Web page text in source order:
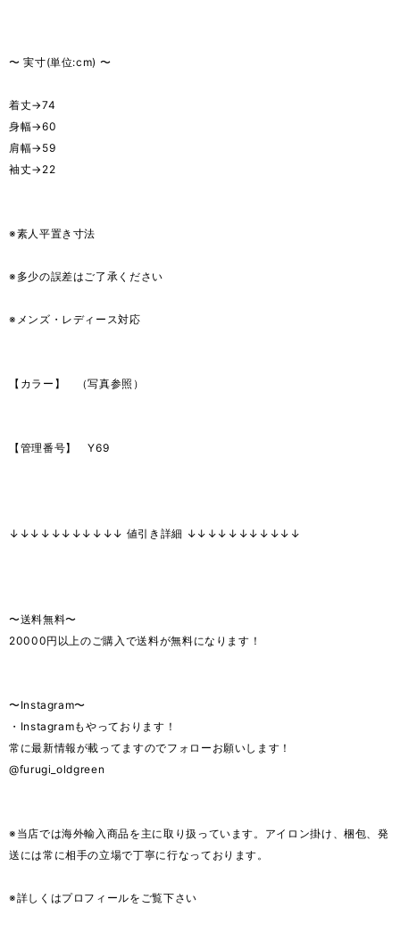
〜 実寸(単位:cm) 〜
着丈→74
身幅→60
肩幅→59
袖丈→22
※素人平置き寸法
※多少の誤差はご了承ください
※メンズ・レディース対応
【カラー】 （写真参照）
【管理番号】 Y69
↓↓↓↓↓↓↓↓↓↓↓ 値引き詳細 ↓↓↓↓↓↓↓↓↓↓↓
〜送料無料〜
20000円以上のご購入で送料が無料になります！
〜Instagram〜
・Instagramもやっております！
常に最新情報が載ってますのでフォローお願いします！
@furugi_oldgreen
※当店では海外輸入商品を主に取り扱っています。アイロン掛け、梱包、発
送には常に相手の立場で丁寧に行なっております。
※詳しくはプロフィールをご覧下さい